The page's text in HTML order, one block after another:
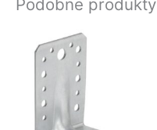
Podobne produkty